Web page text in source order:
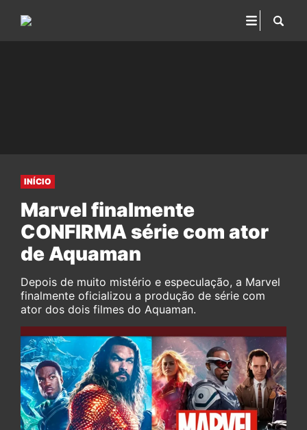
INÍCIO
Marvel finalmente
CONFIRMA série com ator
de Aquaman
Depois de muito mistério e especulação, a Marvel
finalmente oficializou a produção de série com
ator dos dois filmes do Aquaman.